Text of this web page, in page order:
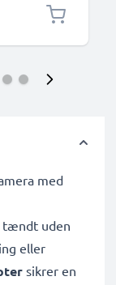
med
tændt uden
eller
sikrer en